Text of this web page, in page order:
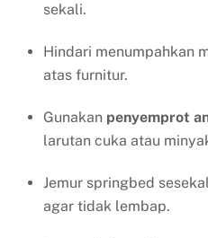
sekali.
Hindari menumpahkan
atas furnitur.
Gunakan penyemprot
larutan cuka atau
Jemur springbed
agar tidak lembap.